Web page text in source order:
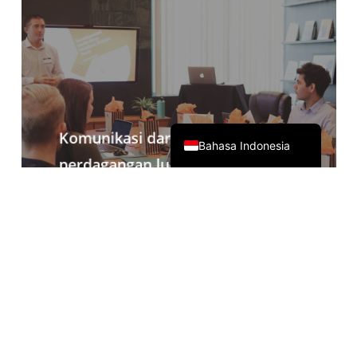
Komunikasi daring
perdagangan luar negeri
Bahasa Indonesia
English
简体中文
日本語